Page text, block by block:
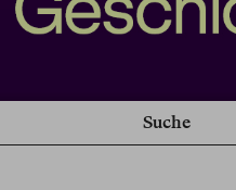
Suche